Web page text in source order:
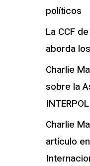
políticos
La CCF
aborda
Charlie
sobre la
Charlie
artículo